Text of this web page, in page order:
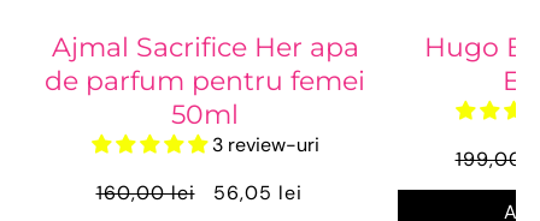
Ajmal Sacrifice Her apa
de parfum pentru femei
50ml
3 review-uri
160,00 lei
56,05 lei
Hugo
199,00